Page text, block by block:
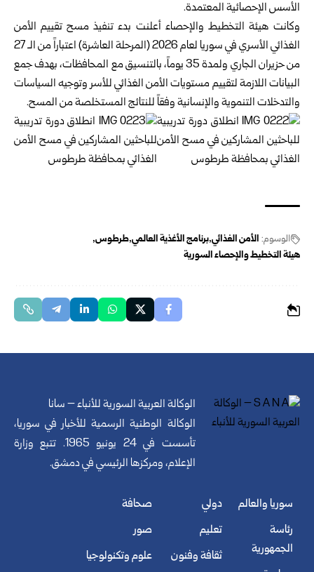
الأسس الإحصائية ‏المعتمدة‎.‎
وكانت هيئة التخطيط والإحصاء أعلنت بدء تنفيذ مسح تقييم ‏الأمن
الغذائي الأسري في سوريا لعام 2026 (المرحلة ‏العاشرة) اعتباراً من الـ 27
من حزيران الجاري ولمدة 35 ‏يوماً، بالتنسيق مع المحافظات، بهدف جمع
البيانات اللازمة ‏لتقييم مستويات الأمن الغذائي للأسر وتوجيه السياسات
‏والتدخلات التنموية والإنسانية وفقاً للنتائج المستخلصة من ‏المسح‎.‎
الوسوم: الأمن ‏الغذائي برنامج الأغذية العالمي طرطوس
هيئة التخطيط والإحصاء السورية
الوكالة العربية السورية للأنباء – سانا
الوكالة الوطنية الرسمية للأخبار في سوريا،
تأسست في 24 يونيو 1965. تتبع وزارة
الإعلام، ومركزها الرئيسي في دمشق.
سوريا والعالم
رئاسة
الجمهورية
دولي
تعليم
ثقافة وفنون
صحافة
صور
علوم وتكنولوجيا